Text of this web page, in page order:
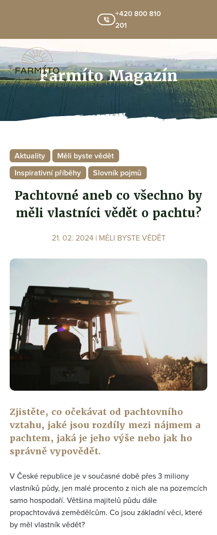
+420 800 810
201
Farmíto Magazín
Aktuality
Měli byste vědět
Inspirativní příběhy
Slovník pojmů
Pachtovné aneb co všechno by
měli vlastníci vědět o pachtu?
21. 02. 2024 | MĚLI BYSTE VĚDĚT
Zjistěte, co očekávat od pachtovního
vztahu, jaké jsou rozdíly mezi nájmem a
pachtem, jaká je jeho výše nebo jak ho
správně vypovědět.
V České republice je v současné době přes 3 miliony
vlastníků půdy, jen malé procento z nich ale na pozemcích
samo hospodaří. Většina majitelů půdu dále
propachtovává zemědělcům. Co jsou základní věci, které
by měl vlastník vědět?